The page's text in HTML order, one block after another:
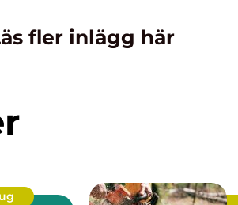
fler inlägg här